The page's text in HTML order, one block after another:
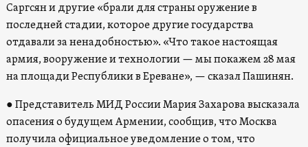
Саргсян и другие «брали для страны оружение в
последней стадии, которое другие государства
отдавали за ненадобностью». «Что такое настоящая
армия, вооружение и технологии — мы покажем 28 мая
на площади Республики в Ереване», — сказал Пашинян.
● Представитель МИД России Мария Захарова высказала
опасения о будущем Армении, сообщив, что Москва
получила официальное уведомление о том, что